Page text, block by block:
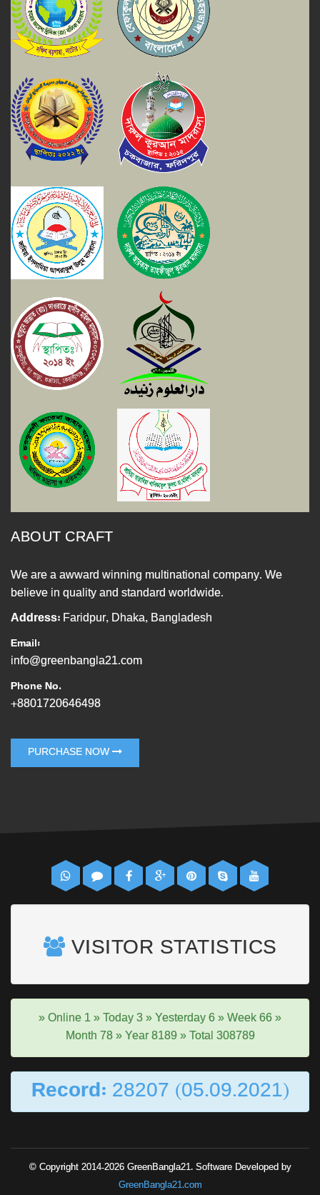
ABOUT CRAFT
We are a awward winning multinational company. We
believe in quality and standard worldwide.
Address: Faridpur, Dhaka, Bangladesh
Email:
info@greenbangla21.com
Phone No.
+8801720646498
PURCHASE NOW
VISITOR STATISTICS
» Online 1 » Today 3 » Yesterday 6 » Week 66 »
Month 78» Year8189» Total 308789
Record: 28207 (05.09.2021)
© Copyright 2014-2026 GreenBangla21. Software Developed by
GreenBangla21.com